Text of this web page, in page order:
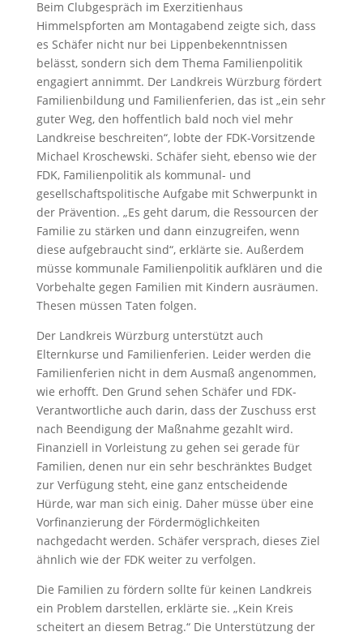
Beim Clubgespräch im Exerzitienhaus
Himmelspforten am Montagabend zeigte sich, dass
es Schäfer nicht nur bei Lippenbekenntnissen
belässt, sondern sich dem Thema Familienpolitik
engagiert annimmt. Der Landkreis Würzburg fördert
Familienbildung und Familienferien, das ist „ein sehr
guter Weg, den hoffentlich bald noch viel mehr
Landkreise beschreiten“, lobte der FDK-Vorsitzende
Michael Kroschewski. Schäfer sieht, ebenso wie der
FDK, Familienpolitik als kommunal- und
gesellschaftspolitische Aufgabe mit Schwerpunkt in
der Prävention. „Es geht darum, die Ressourcen der
Familie zu stärken und dann einzugreifen, wenn
diese aufgebraucht sind“, erklärte sie. Außerdem
müsse kommunale Familienpolitik aufklären und die
Vorbehalte gegen Familien mit Kindern ausräumen.
Thesen müssen Taten folgen.
Der Landkreis Würzburg unterstützt auch
Elternkurse und Familienferien. Leider werden die
Familienferien nicht in dem Ausmaß angenommen,
wie erhofft. Den Grund sehen Schäfer und FDK-
Verantwortliche auch darin, dass der Zuschuss erst
nach Beendigung der Maßnahme gezahlt wird.
Finanziell in Vorleistung zu gehen sei gerade für
Familien, denen nur ein sehr beschränktes Budget
zur Verfügung steht, eine ganz entscheidende
Hürde, war man sich einig. Daher müsse über eine
Vorfinanzierung der Fördermöglichkeiten
nachgedacht werden. Schäfer versprach, dieses Ziel
ähnlich wie der FDK weiter zu verfolgen.
Die Familien zu fördern sollte für keinen Landkreis
ein Problem darstellen, erklärte sie. „Kein Kreis
scheitert an diesem Betrag.“ Die Unterstützung der